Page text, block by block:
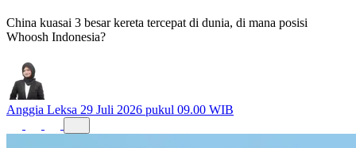
China kuasai 3 besar kereta tercepat di dunia, di mana posisi
Whoosh Indonesia?
Anggia Leksa 29 Juli 2026 pukul 09.00 WIB